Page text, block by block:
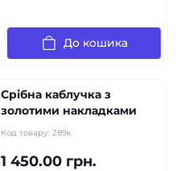
До кошика
Срібна каблучка з
золотими накладками
Код товару: 289к
1 450.00 грн.